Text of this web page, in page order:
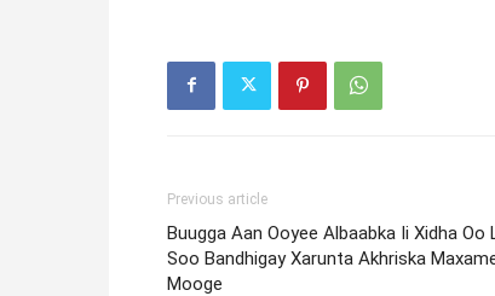
Previous article
Buugga Aan Ooyee Albaabka Ii Xidha Oo
Soo Bandhigay Xarunta Akhriska
Mooge